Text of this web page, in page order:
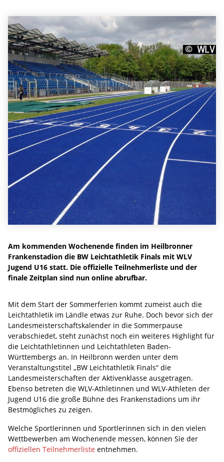
Am kommenden Wochenende finden im Heilbronner
Frankenstadion die BW Leichtathletik Finals mit WLV
Jugend U16 statt. Die offizielle Teilnehmerliste und der
finale Zeitplan sind nun online abrufbar.
Mit dem Start der Sommerferien kommt zumeist auch die
Leichtathletik im Ländle etwas zur Ruhe. Doch bevor sich der
Landesmeisterschaftskalender in die Sommerpause
verabschiedet, steht zunächst noch ein weiteres Highlight für
die Leichtathletinnen und Leichtathleten Baden-
Württembergs an. In Heilbronn werden unter dem
Veranstaltungstitel „BW Leichtathletik Finals“ die
Landesmeisterschaften der Aktivenklasse ausgetragen.
Ebenso betreten die WLV-Athletinnen und WLV-Athleten der
Jugend U16 die große Bühne des Frankenstadions um ihr
Bestmögliches zu zeigen.
Welche Sportlerinnen und Sportlerinnen sich in den vielen
Wettbewerben am Wochenende messen, können Sie der
offiziellen Teilnehmerliste entnehmen.